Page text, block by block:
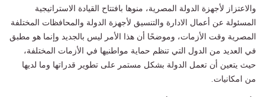
والاعتزاز لأجهزة الدولة المصرية، منوها بافتتاح القيادة الاستراتيجية
المسئولة عن أعمال الادارة والتنسيق لأجهزة الدولة والمحافظات المختلفة
المصرية وقت الأزمات، وموضحًا أن هذا الأمر ليس بالجديد وإنما هو مطبق
في العديد من الدول التي تنظم حماية مواطنيها في الأزمات المختلفة،
حيث يتعين أن تعمل الدولة بشكل مستمر على تطوير قدراتها وما لديها
من امكانيات.